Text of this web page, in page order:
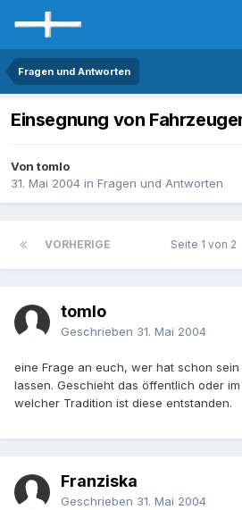
Fragen und Antworten
Einsegnung von
Von tomlo
31. Mai 2004 in Fragen und Antworten
VORHERIGE Seite 1 von 2
tomlo
Geschrieben 31. Mai 2004
eine Frage an euch, wer hat schon
lassen. Geschieht das öffentlich oder
welcher Tradition ist diese entstanden.
Franziska
Geschrieben 31. Mai 2004